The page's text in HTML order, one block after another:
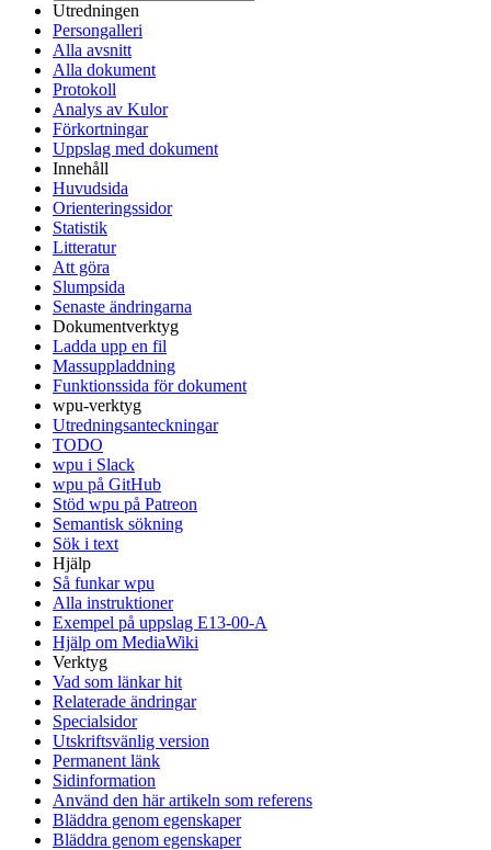
Utredningen
Persongalleri
Alla avsnitt
Alla dokument
Protokoll
Analys av Kulor
Förkortningar
Uppslag med dokument
Innehåll
Huvudsida
Orienteringssidor
Statistik
Litteratur
Att göra
Slumpsida
Senaste ändringarna
Dokumentverktyg
Ladda upp en fil
Massuppladdning
Funktionssida för dokument
wpu-verktyg
Utredningsanteckningar
TODO
wpu i Slack
wpu på GitHub
Stöd wpu på Patreon
Semantisk sökning
Sök i text
Hjälp
Så funkar wpu
Alla instruktioner
Exempel på uppslag E13-00-A
Hjälp om MediaWiki
Verktyg
Vad som länkar hit
Relaterade ändringar
Specialsidor
Utskriftsvänlig version
Permanent länk
Sidinformation
Använd den här artikeln som referens
Bläddra genom egenskaper
Bläddra genom egenskaper